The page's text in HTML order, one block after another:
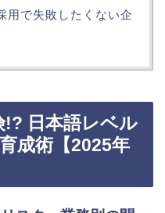
用で失敗したくない企
!? 日本語レベル
成術【2025年